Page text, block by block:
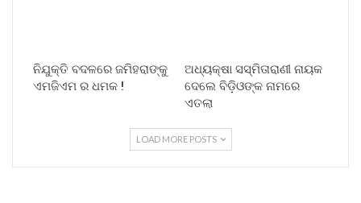
ନିଯୁକ୍ତି ବଦଳରେ ଜମିହରାଙ୍କୁ
ଏମଜିଏମ ର ଧମକ !
ଅଧ୍ୟକ୍ଷା ସସ୍ମିତାରାଣୀ ନାୟକ
ଦେଲେ ବିଡ଼ିଓଙ୍କ ନାମରେ
ଏତଲା
LOAD MORE POSTS